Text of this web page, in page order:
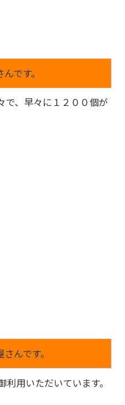
です。
で、早々に１２００個が
んです。
用いただいています。